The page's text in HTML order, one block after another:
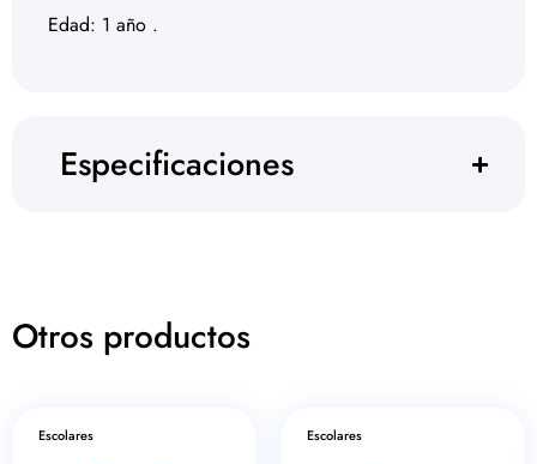
Edad: 1 año .
Especificaciones
Otros productos
Escolares Escolares